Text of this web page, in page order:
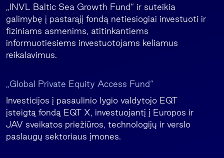
„INVL Baltic Sea Growth Fund“ ir suteikia
galimybę į pastarąjį fondą netiesiogiai investuoti ir
fiziniams asmenims, atitinkantiems
informuotiesiems investuotojams keliamus
reikalavimus.
„Global Private Equity Access Fund“
Investicijos į pasaulinio lygio valdytojo EQT
įsteigtą fondą EQT X, investuojantį į Europos ir
JAV sveikatos priežiūros, technologijų ir verslo
paslaugų sektoriaus įmones.